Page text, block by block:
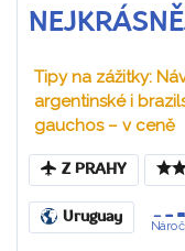
Tipy na zážitky:
argentinské i
gauchos – v ceně
Z PRAHY
Uruguay